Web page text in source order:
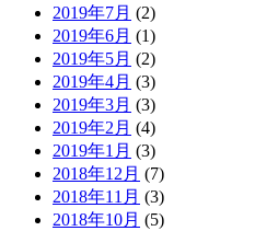
2019年7月 (2)
2019年6月 (1)
2019年5月 (2)
2019年4月 (3)
2019年3月 (3)
2019年2月 (4)
2019年1月 (3)
2018年12月 (7)
2018年11月 (3)
2018年10月 (5)